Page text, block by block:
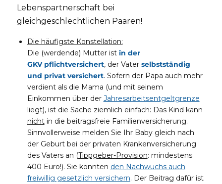
Lebenspartnerschaft bei
gleichgeschlechtlichen Paaren!
Die häufigste Konstellation:
Die (werdende) Mutter ist in der
GKV pflichtversichert, der Vater selbstständig
und privat versichert. Sofern der Papa auch mehr
verdient als die Mama (und mit seinem
Einkommen über der Jahresarbeitsentgeltgrenze
liegt), ist die Sache ziemlich einfach: Das Kind kann
nichtin die beitragsfreie Familienversicherung.
Sinnvollerweise melden Sie Ihr Baby gleich nach
der Geburt bei der privaten Krankenversicherung
des Vaters an (Tippgeber-Provision: mindestens
400 Euro!). Sie könnten den Nachwuchs auch
freiwillig gesetzlich versichern. Der Beitrag dafür ist